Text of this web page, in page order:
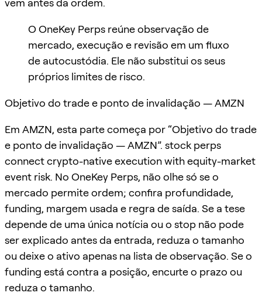
vem antes da ordem.
O OneKey Perps reúne observação de
mercado, execução e revisão em um fluxo
de autocustódia. Ele não substitui os seus
próprios limites de risco.
Objetivo do trade e ponto de invalidação — AMZN
Em AMZN, esta parte começa por “Objetivo do trade
e ponto de invalidação — AMZN”. stock perps
connect crypto-native execution with equity-market
event risk. No OneKey Perps, não olhe só se o
mercado permite ordem; confira profundidade,
funding, margem usada e regra de saída. Se a tese
depende de uma única notícia ou o stop não pode
ser explicado antes da entrada, reduza o tamanho
ou deixe o ativo apenas na lista de observação. Se o
funding está contra a posição, encurte o prazo ou
reduza o tamanho.